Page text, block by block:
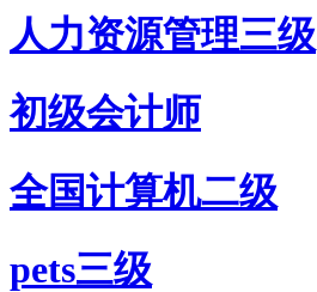
人力资源管理三级
初级会计师
全国计算机二级
pets三级